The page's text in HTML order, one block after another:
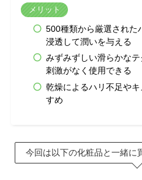
メリット
500種類から厳選された
浸透して潤いを与える
みずみずしい滑らかな
刺激がなく使用できる
乾燥によるハリ不足や
すめ
今回は以下の化粧品と一緒に